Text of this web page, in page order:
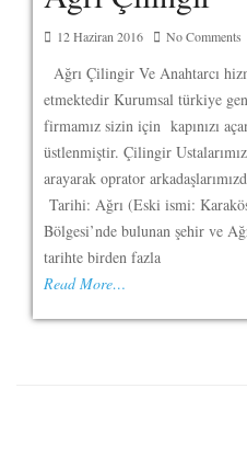
12 Haziran 2016 No Comments
Ağrı Çilingir Ve Anahtarcı
etmektedir Kurumsal türkiye
firmamız sizin için kapınızı
üstlenmiştir. Çilingir
arayarak oprator
Tarihi: Ağrı (Eski ismi:
Bölgesi’nde bulunan şehir ve
tarihte birden fazla
Read More…